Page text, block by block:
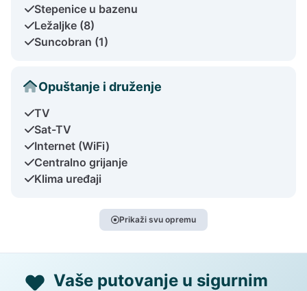
Stepenice u bazenu
Ležaljke (8)
Suncobran (1)
Opuštanje i druženje
TV
Sat-TV
Internet (WiFi)
Centralno grijanje
Klima uređaji
Prikaži svu opremu
Vaše putovanje u sigurnim